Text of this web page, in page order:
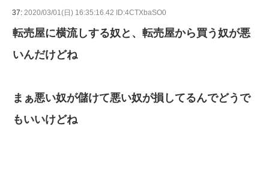
37: 2020/03/01(日) 16:35:16.42 ID:4CTXbaSO0
転売屋に横流しする奴と、転売屋から買う奴が悪
いんだけどね
まぁ悪い奴が儲けて悪い奴が損してるんでどうで
もいいけどね